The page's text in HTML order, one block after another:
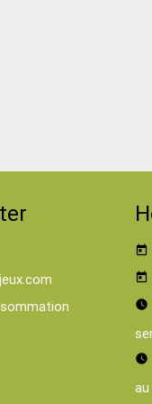
today
today
watch_later
watch_later